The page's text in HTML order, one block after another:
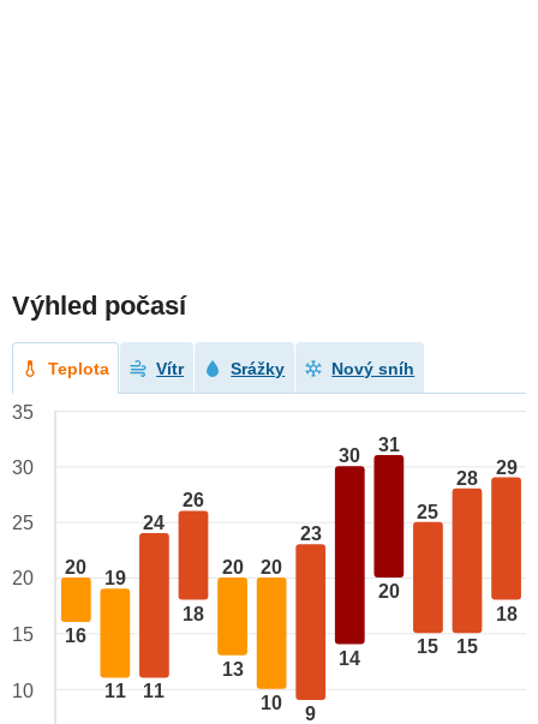
Výhled počasí
Teplota Vítr Srážky Nový sníh
20
16
19
11
24
11
26
18
20
13
20
10
23
9
30
14
31
20
25
15
28
15
29
18
35
30
25
20
15
10